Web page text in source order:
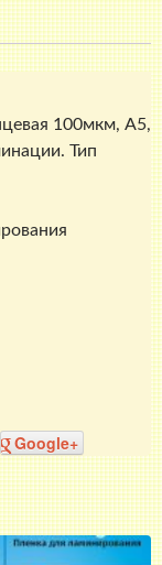
100мкм, A5,
Тип
Google+